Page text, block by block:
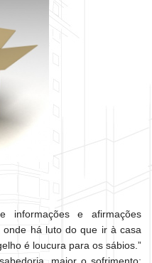
e afirmações
há luto do que ir à casa
é loucura para os sábios.”